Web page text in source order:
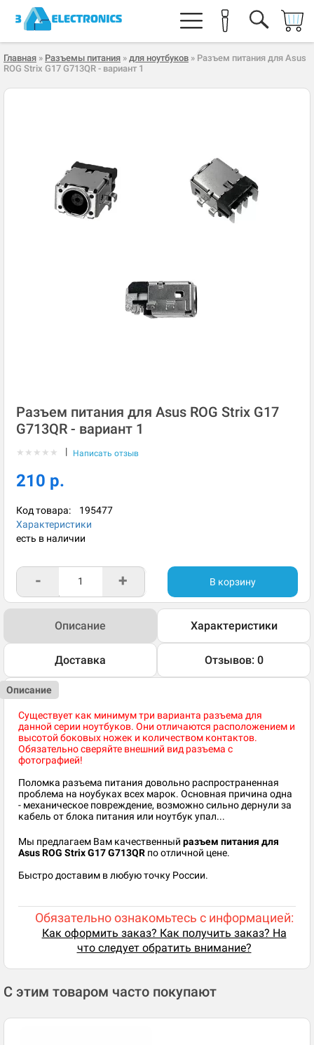
Главная » Разъемы питания » для ноутбуков » Разъем питания для Asus
ROG Strix G17 G713QR - вариант 1
Разъем питания для Asus ROG Strix G17
G713QR - вариант 1
★ ★ ★ ★ ★ | Написать отзыв
210 р.
Код товара: 195477
Характеристики
есть в наличии
- + В корзину
Описание Характеристики
Доставка Отзывов: 0
Описание
Существует как минимум три варианта разъема для
данной серии ноутбуков. Они отличаются расположением и
высотой боковых ножек и количеством контактов.
Обязательно сверяйте внешний вид разъема с
фотографией!
Поломка разъема питания довольно распространенная
проблема на ноубуках всех марок. Основная причина одна
- механическое повреждение, возможно сильно дернули за
кабель от блока питания или ноутбук упал...
Мы предлагаем Вам качественный разъем питания для
Asus ROG Strix G17 G713QR по отличной цене.
Быстро доставим в любую точку России.
Обязательно ознакомьтесь с информацией:
Как оформить заказ? Как получить заказ? На
что следует обратить внимание?
С этим товаром часто покупают